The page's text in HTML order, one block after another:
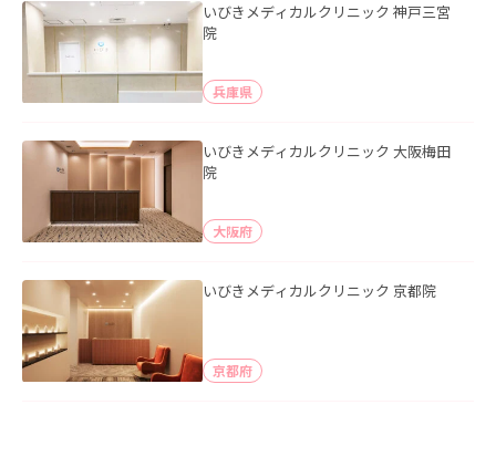
いびきメディカルクリニック 神戸三宮
院
兵庫県
いびきメディカルクリニック 大阪梅田
院
大阪府
いびきメディカルクリニック 京都院
京都府